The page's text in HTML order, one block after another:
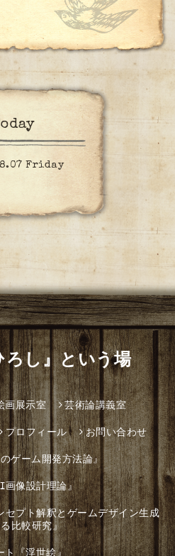
Friday
ろし』という場
画展示室 芸術論講義室
プロフィール お問い合わせ
ゲーム開発方法論』
画像設計理論』
セプト解釈とゲームデザイン生成
比較研究』